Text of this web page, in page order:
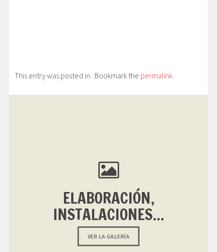
This entry was posted in . Bookmark the permalink
ELABORACIÓN,
INSTALACIONES...
VER LA GALERÍA